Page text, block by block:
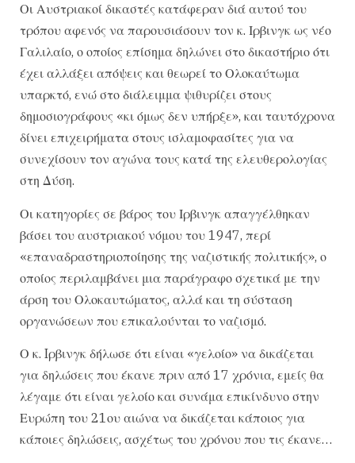
Οι Αυστριακοί δικαστές κατάφεραν διά αυτού του
τρόπου αφενός να παρουσιάσουν τον κ. Ιρβινγκ ως νέο
Γαλιλαίο, ο οποίος επίσημα δηλώνει στο δικαστήριο ότι
έχει αλλάξει απόψεις και θεωρεί το Ολοκαύτωμα
υπαρκτό, ενώ στο διάλειμμα ψιθυρίζει στους
δημοσιογράφους «κι όμως δεν υπήρξε», και ταυτόχρονα
δίνει επιχειρήματα στους ισλαμοφασίτες για να
συνεχίσουν τον αγώνα τους κατά της ελευθερολογίας
στη Δύση.
Οι κατηγορίες σε βάρος του Ιρβινγκ απαγγέλθηκαν
βάσει του αυστριακού νόμου του 1947, περί
«επαναδραστηριοποίησης της ναζιστικής πολιτικής», ο
οποίος περιλαμβάνει μια παράγραφο σχετικά με την
άρση του Ολοκαυτώματος, αλλά και τη σύσταση
οργανώσεων που επικαλούνται το ναζισμό.
Ο κ. Iρβινγκ δήλωσε ότι είναι «γελοίο» να δικάζεται
για δηλώσεις που έκανε πριν από 17 χρόνια, εμείς θα
λέγαμε ότι είναι γελοίο και συνάμα επικίνδυνο στην
Ευρώπη του 21ου αιώνα να δικάζεται κάποιος για
κάποιες δηλώσεις, ασχέτως του χρόνου που τις έκανε…